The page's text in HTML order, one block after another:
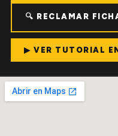
🔍 RECLAMAR
▶ VER TUTORIAL